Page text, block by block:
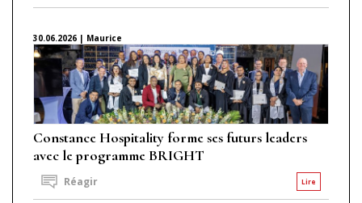
30.06.2026 | Maurice
Constance Hospitality forme ses futurs leaders
avec le programme BRIGHT
Lire
Réagir